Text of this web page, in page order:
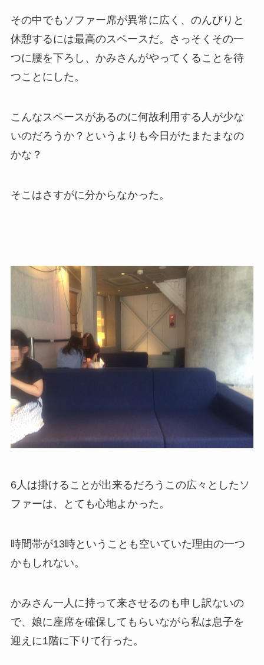
その中でもソファー席が異常に広く、のんびりと
休憩するには最高のスペースだ。さっそくその一
つに腰を下ろし、かみさんがやってくることを待
つことにした。
こんなスペースがあるのに何故利用する人が少な
いのだろうか？というよりも今日がたまたまなの
かな？
そこはさすがに分からなかった。
6人は掛けることが出来るだろうこの広々としたソ
ファーは、とても心地よかった。
時間帯が13時ということも空いていた理由の一つ
かもしれない。
かみさん一人に持って来させるのも申し訳ないの
で、娘に座席を確保してもらいながら私は息子を
迎えに1階に下りて行った。